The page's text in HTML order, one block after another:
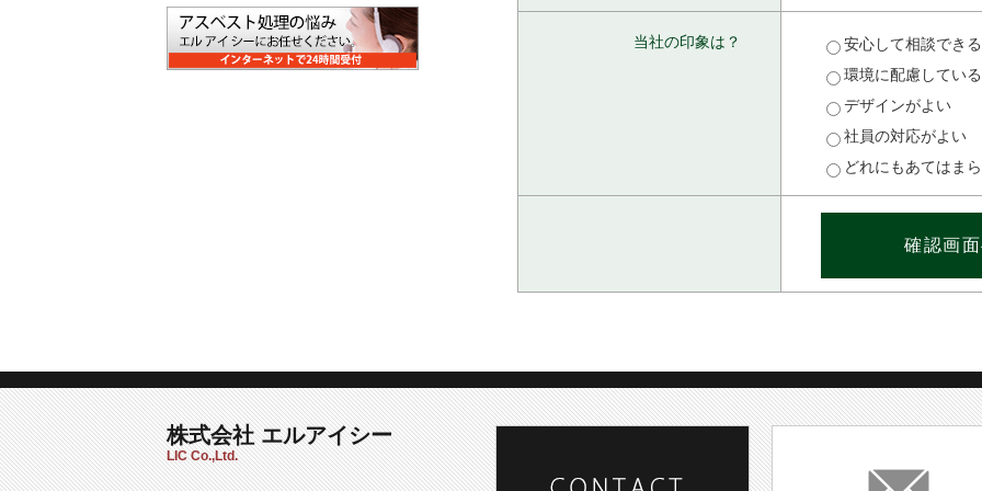
当社の印象は？
安心して相談できる
環境に配慮している
デザインがよい
社員の対応がよい
どれにもあてはま
株式会社 エルアイシー
LIC Co.,Ltd.